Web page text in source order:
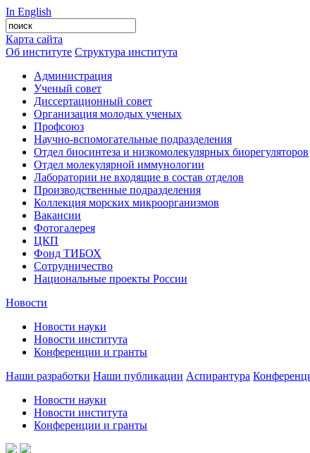
In English
Карта сайта
Об институте Структура института
Администрация
Ученый совет
Диссертационный совет
Организация молодых ученых
Профсоюз
Научно-вспомогательные подразделения
Отдел биосинтеза и низкомолекулярных биорегуляторов
Отдел молекулярной иммунологии
Лаборатории не входящие в состав отделов
Производственные подразделения
Коллекция морских микроорганизмов
Вакансии
Фотогалерея
ЦКП
Фонд ТИБОХ
Сотрудничество
Национальные проекты России
Новости
Новости науки
Новости института
Конференции и гранты
Наши разработки Наши публикации Аспирантура
Новости науки
Новости института
Конференции и гранты